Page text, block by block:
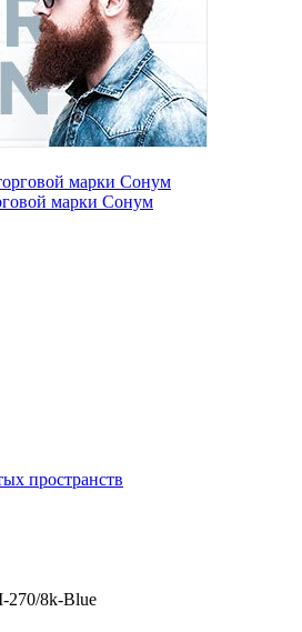
марки Сонум
пространств
270/8k-Blue